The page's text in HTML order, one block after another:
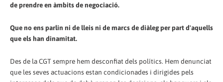
de prendre en àmbits de negociació.
Que no ens parlin ni de lleis ni de marcs de diàleg per part d'aquells
que els han dinamitat.
Des de la CGT sempre hem desconfiat dels polítics. Hem denunciat
que les seves actuacions estan condicionades i dirigides pels